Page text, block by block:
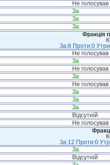
Не голосував
За
За
За
Фракція
За:8 Проти:0
Не голосував
За
Не голосував
За
Не голосував
За
За
За
Відсутній
Не голосував
За:12 Проти:0
За
Відсутній